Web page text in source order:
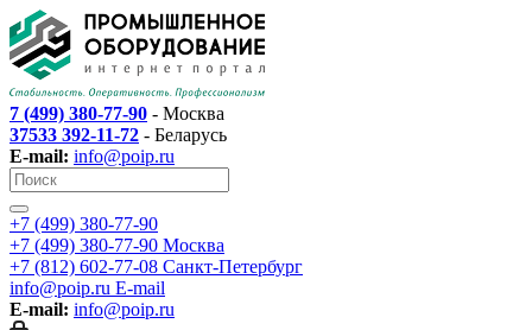
7 (499) 380-77-90 - Москва
37533 392-11-72 - Беларусь
E-mail: info@poip.ru
+7 (499) 380-77-90
+7 (499) 380-77-90 Москва
+7 (812) 602-77-08 Санкт-Петербург
info@poip.ru E-mail
E-mail: info@poip.ru